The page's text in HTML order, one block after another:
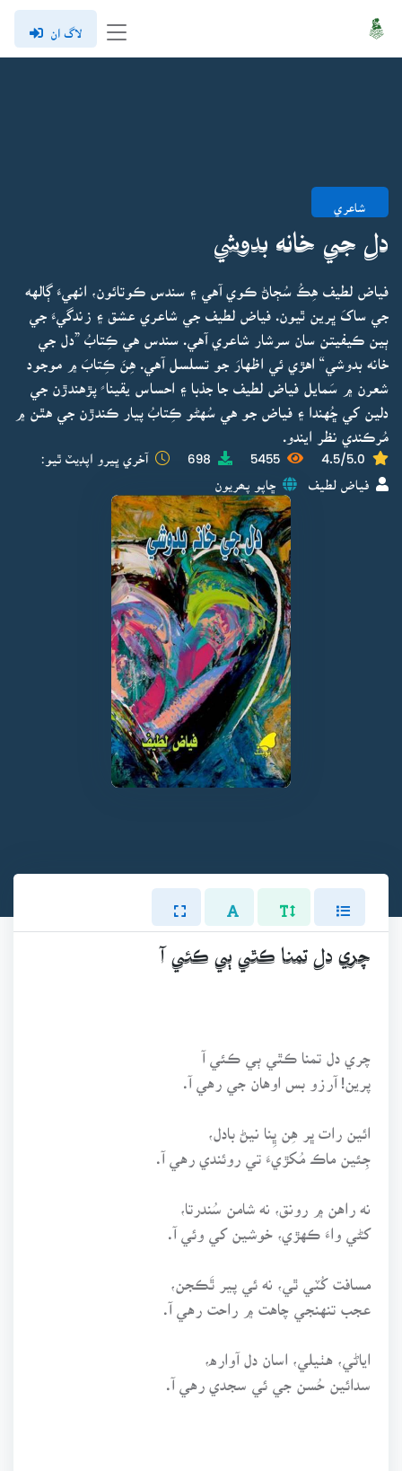
لاگ ان
شاعري
دل جي خانه بدوشي
فياض لطيف هِڪُ سُڄاڻ ڪوي آهي ۽ سندس ڪوتائون، انهيءَ ڳالهه
جي ساکَ ڀرين ٿيون. فياض لطيف جي شاعري عشق ۽ زندگيءَ جي
ٻين ڪيفيتن سان سرشار شاعري آهي. سندس هي ڪِتابُ ”دل جي
خانه بدوشي“ اهڙي ئي اظهارَ جو تسلسل آهي. هِنَ ڪِتابَ ۾ موجود
شعرن ۾ سَمايل فياض لطيف جا جذبا ۽ احساس يقينا ً پڙهندڙن جي
دلين کي ڇُهندا ۽ فياض جو هي سُهڻو ڪِتابُ پيار ڪندڙن جي هٿن ۾
مُرڪندي نظر ايندو.
4.5/5.0
5455
698 آخري ڀيرو اپڊيٽ ٿيو:
فياض لطيف ڇاپو پھريون
چري دل تمنا ڪٿي ٻي ڪئي آ
چري دل تمنا ڪٿي ٻي ڪئي آ
پرين! آرزو بس اوهان جي رهي آ.
ائين رات ڀر هِن ڀِنا نيڻ بادل،
جِئين ماڪ مُکڙيءَ تي روئندي رهي آ.
نه راهن ۾ رونق، نه شامن سُندرتا،
کڻي واءَ ڪهڙي، خوشين کي وئي آ.
مسافت کُٽي ٿي، نه ئي پير ٿَڪجن،
عجب تنهنجي چاهت ۾ راحت رهي آ.
اياڻي، هٺيلي، اسان دل آواره،
سدائين حُسن جي ئي سجدي رهي آ.